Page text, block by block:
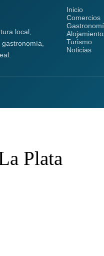
local,
Inicio
Comercios
Turismo
Noticias
Plata